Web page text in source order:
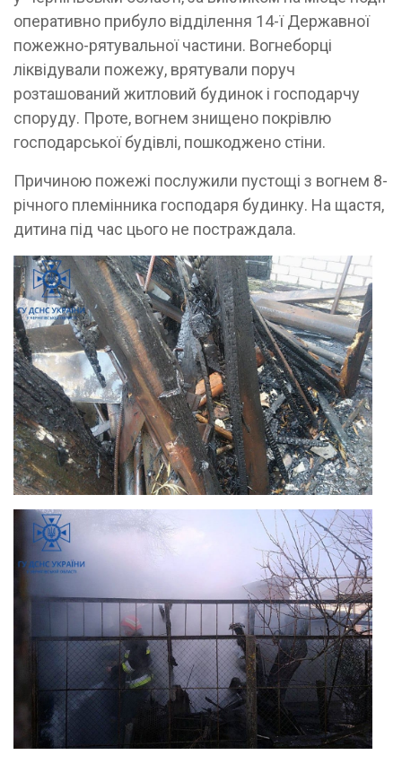
оперативно прибуло відділення 14-ї Державної
пожежно-рятувальної частини. Вогнеборці
ліквідували пожежу, врятували поруч
розташований житловий будинок і господарчу
споруду. Проте, вогнем знищено покрівлю
господарської будівлі, пошкоджено стіни.
Причиною пожежі послужили пустощі з вогнем 8-
річного племінника господаря будинку. На щастя,
дитина під час цього не постраждала.